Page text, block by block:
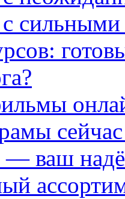
сильными
— ваш